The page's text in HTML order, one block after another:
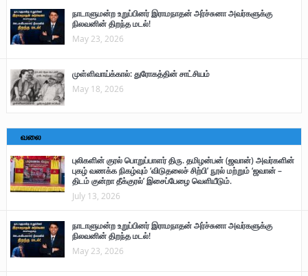
நாடாளுமன்ற உறுப்பினர் இராமநாதன் அர்ச்சுனா அவர்களுக்கு
நிலவனின் திறந்த மடல்!
May 23, 2026
முள்ளிவாய்க்கால்: துரோகத்தின் சாட்சியம்
May 18, 2026
வலை
புலிகளின் குரல் பொறுப்பாளர் திரு. தமிழன்பன் (ஜவான்) அவர்களின்
புகழ் வணக்க நிகழ்வும் ‘விடுதலைச் சிற்பி’ நூல் மற்றும் ‘ஜவான் –
திடம் குன்றா தீக்குரல்’ இசைப்பேழை வெளியீடும்.
July 13, 2026
நாடாளுமன்ற உறுப்பினர் இராமநாதன் அர்ச்சுனா அவர்களுக்கு
நிலவனின் திறந்த மடல்!
May 23, 2026